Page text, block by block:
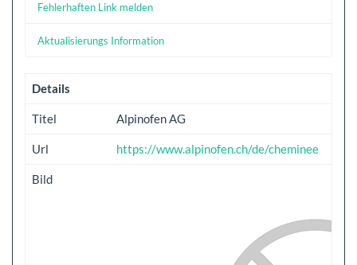
Fehlerhaften Link melden
Aktualisierungs Information
Details
Titel Alpinofen AG
Url https://www.alpinofen.ch/de/cheminee
Bild